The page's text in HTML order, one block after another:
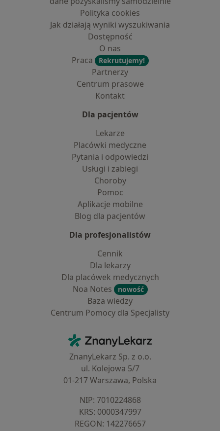
Polityka cookies
Jak działają wyniki wyszukiwania
Dostępność
O nas
Praca
Rekrutujemy!
Partnerzy
Centrum prasowe
Kontakt
Dla pacjentów
Lekarze
Placówki medyczne
Pytania i odpowiedzi
Usługi i zabiegi
Choroby
Pomoc
Aplikacje mobilne
Blog dla pacjentów
Dla profesjonalistów
Cennik
Dla lekarzy
Dla placówek medycznych
Noa Notes
nowość
Baza wiedzy
Centrum Pomocy dla Specjalisty
ZnanyLekarz - Strona główna
ZnanyLekarz Sp. z o.o.
ul. Kolejowa 5/7
01-217 Warszawa, Polska
NIP: ⁠7010224868
KRS: ⁠0000347997
REGON: ⁠142276657